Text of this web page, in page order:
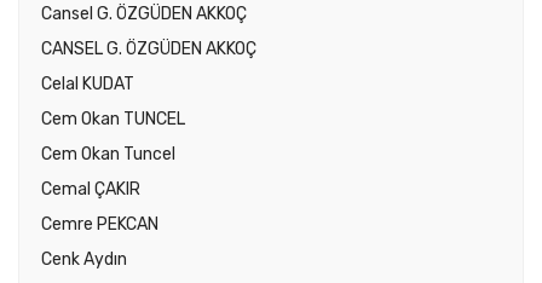
Cansel G. ÖZGÜDEN AKKOÇ
CANSEL G. ÖZGÜDEN AKKOÇ
Celal KUDAT
Cem Okan TUNCEL
Cem Okan Tuncel
Cemal ÇAKIR
Cemre PEKCAN
Cenk Aydın